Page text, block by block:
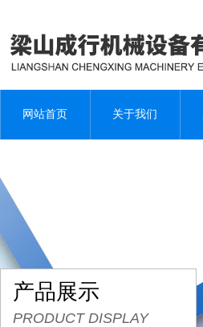
网站首页 关于我们
产品展示
PRODUCT DISPLAY